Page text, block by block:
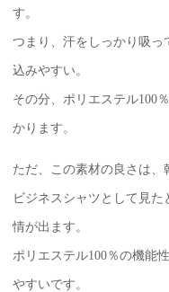
す。
つまり、汗をしっかり吸っ
込みやすい。
その分、ポリエステル100
かります。
ただ、この素材の良さは、
ビジネスシャツとして見
情が出ます。
ポリエステル100％の機能
やすいです。